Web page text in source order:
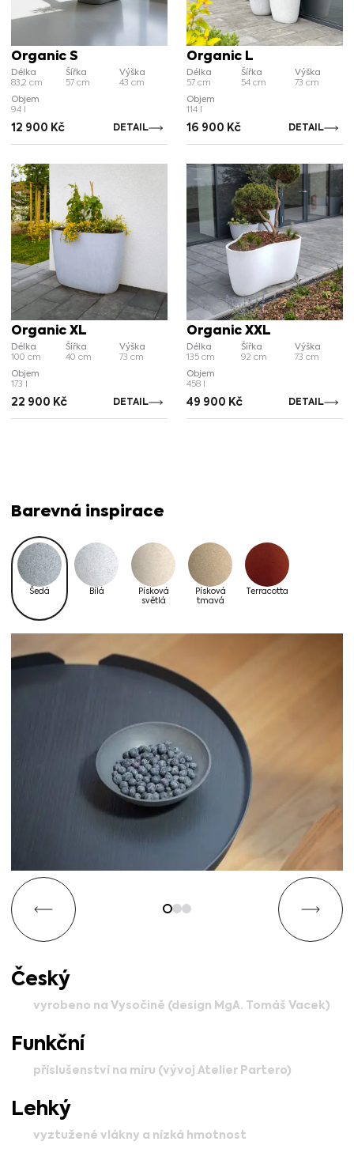
Organic S
Délka
83,2 cm
Šířka
57 cm
Výška
43 cm
Objem
94 l
12 900 Kč DETAIL
Organic L
Délka
57 cm
Šířka
54 cm
Výška
73 cm
Objem
114 l
16 900 Kč DETAIL
Organic XL
Délka
100 cm
Šířka
40 cm
Výška
73 cm
Objem
173 l
22 900 Kč DETAIL
Organic XXL
Délka
135 cm
Šířka
92 cm
Výška
73 cm
Objem
458 l
49 900 Kč DETAIL
Barevná inspirace
Šedá Bílá
Písková
světlá
Písková
tmavá
Terracotta
Český
vyrobeno na Vysočině (design MgA. Tomáš Vacek)
Funkční
příslušenství na míru (vývoj Atelier Partero)
Lehký
vyztužené vlákny a nízká hmotnost